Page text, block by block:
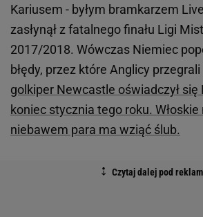
Kariusem - byłym bramkarzem
zasłynął z fatalnego finału Ligi
2017/2018. Wówczas Niemiec
błędy, przez które Anglicy przegrali
golkiper Newcastle oświadczył się
koniec stycznia tego roku.
niebawem para ma wziąć ślub.